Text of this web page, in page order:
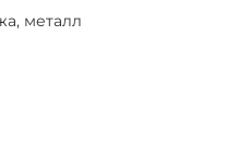
металл